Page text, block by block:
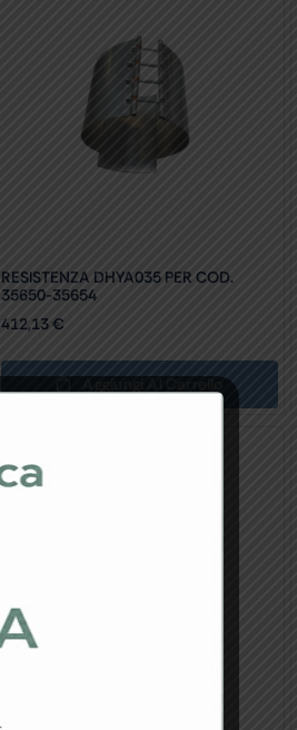
RESISTENZA DHYA035 PER COD.
35650-35654
412,13€